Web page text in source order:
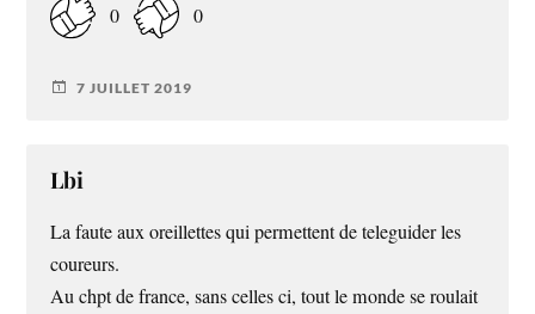
0 0
7 JUILLET 2019
Lbi
La faute aux oreillettes qui permettent de teleguider les
coureurs.
Au chpt de france, sans celles ci, tout le monde se roulait